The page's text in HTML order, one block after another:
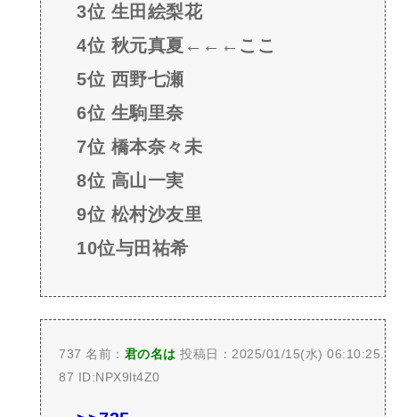
3位 生田絵梨花
4位 秋元真夏←←←ここ
5位 西野七瀬
6位 生駒里奈
7位 橋本奈々未
8位 高山一実
9位 松村沙友里
10位与田祐希
737 名前： 君の名は 投稿日：2025/01/15(水) 06:10:25.
87 ID:NPX9lt4Z0